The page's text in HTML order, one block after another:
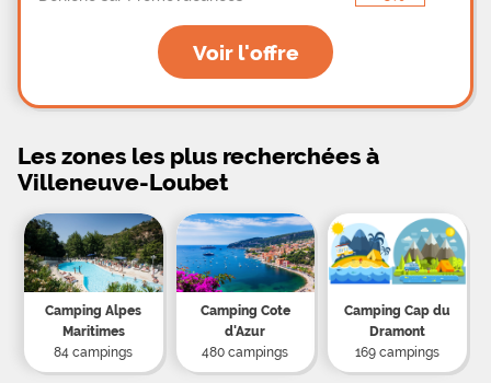
Voir l'offre
Les zones les plus recherchées à
Villeneuve-Loubet
Camping Alpes
Maritimes
84 campings
Camping Cote
d'Azur
480 campings
Camping Cap du
Dramont
169 campings